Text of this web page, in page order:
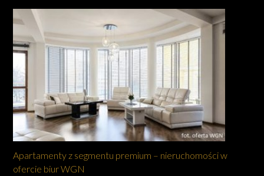
Apartamenty z segmentu premium – nieruchomości w
ofercie biur WGN